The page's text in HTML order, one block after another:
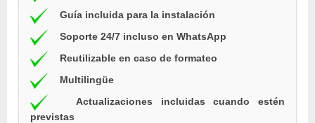
Guía incluida para la instalación
Soporte 24/7 incluso en WhatsApp
Reutilizable en caso de formateo
Multilingüe
Actualizaciones incluidas cuando estén
previstas